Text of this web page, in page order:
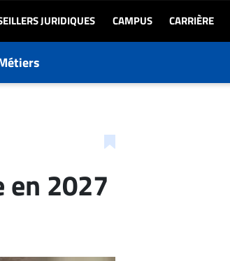
JURIDIQUES CAMPUS CARRIÈRE
en 2027